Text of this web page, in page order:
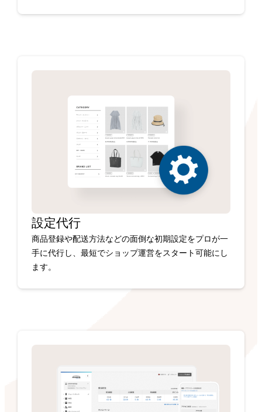
設定代行
商品登録や配送方法などの面倒な初期設定をプロが一
手に代行し、最短でショップ運営をスタート可能にし
ます。